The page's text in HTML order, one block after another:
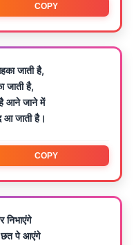
COPY
जाती है,
जाती है,
आने जाने में
आ जाती है।
COPY
निभाएंगे
छत पे आएंगे